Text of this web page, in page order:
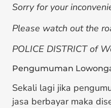
Sorry for your
Please watch out the
POLICE DISTRICT of
Pengumuman
Sekali lagi jika
jasa berbayar maka